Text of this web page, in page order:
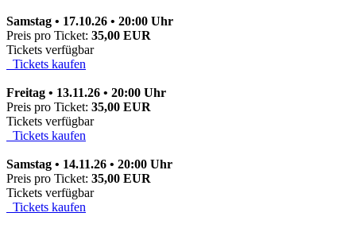
Samstag • 17.10.26 • 20:00 Uhr
Preis pro Ticket: 35,00 EUR
Tickets verfügbar
Tickets kaufen
Freitag • 13.11.26 • 20:00 Uhr
Preis pro Ticket: 35,00 EUR
Tickets verfügbar
Tickets kaufen
Samstag • 14.11.26 • 20:00 Uhr
Preis pro Ticket: 35,00 EUR
Tickets verfügbar
Tickets kaufen